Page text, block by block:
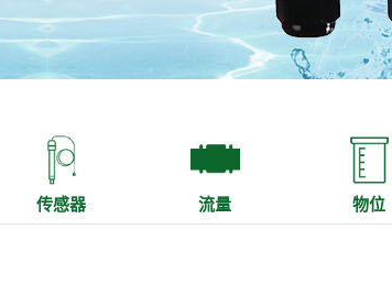
传感器 流量 物位